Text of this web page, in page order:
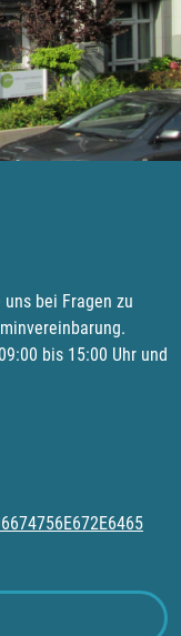
bei Fragen zu
bis 15:00 Uhr und